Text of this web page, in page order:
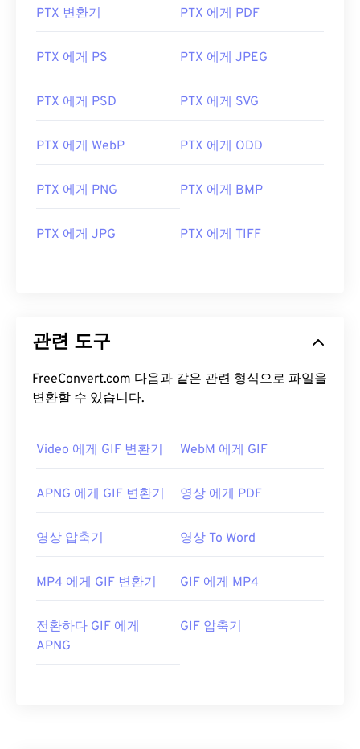
PTX 변환기 PTX 에게 PDF
PTX 에게 PS PTX 에게 JPEG
PTX 에게 PSD PTX 에게 SVG
PTX 에게 WebP PTX 에게 ODD
PTX 에게 PNG PTX 에게 BMP
PTX 에게 JPG PTX 에게 TIFF
관련 도구
FreeConvert.com 다음과 같은 관련 형식으로 파일을
변환할 수 있습니다.
Video 에게 GIF 변환기 WebM 에게 GIF
APNG 에게 GIF 변환기 영상 에게 PDF
영상 압축기 영상 To Word
MP4 에게 GIF 변환기 GIF 에게 MP4
전환하다 GIF 에게
APNG
GIF 압축기